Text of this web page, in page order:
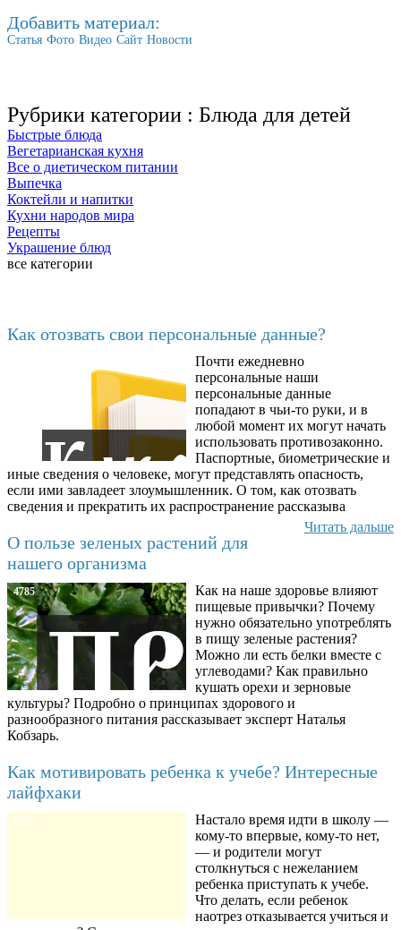
Добавить материал:
Статья Фото Видео Сайт Новости
Рубрики категории : Блюда для детей
Быстрые блюда
Вегетарианская кухня
Все о диетическом питании
Выпечка
Коктейли и напитки
Кухни народов мира
Рецепты
Украшение блюд
все категории
Как отозвать свои персональные данные?
Почти ежедневно
персональные наши
персональные данные
попадают в чьи-то руки, и в
любой момент их могут начать
использовать противозаконно.
Паспортные, биометрические и
иные сведения о человеке, могут представлять опасность,
если ими завладеет злоумышленник. О том, как отозвать
сведения и прекратить их распространение рассказыва
Читать дальше
О пользе зеленых растений для
нашего организма
4785
Как на наше здоровье влияют
пищевые привычки? Почему
нужно обязательно употреблять
в пищу зеленые растения?
Можно ли есть белки вместе с
углеводами? Как правильно
кушать орехи и зерновые
культуры? Подробно о принципах здорового и
разнообразного питания рассказывает эксперт Наталья
Кобзарь.
Как мотивировать ребенка к учебе? Интересные
лайфхаки
8780
Настало время идти в школу —
кому-то впервые, кому-то нет,
— и родители могут
столкнуться с нежеланием
ребенка приступать к учебе.
Что делать, если ребенок
наотрез отказывается учиться и